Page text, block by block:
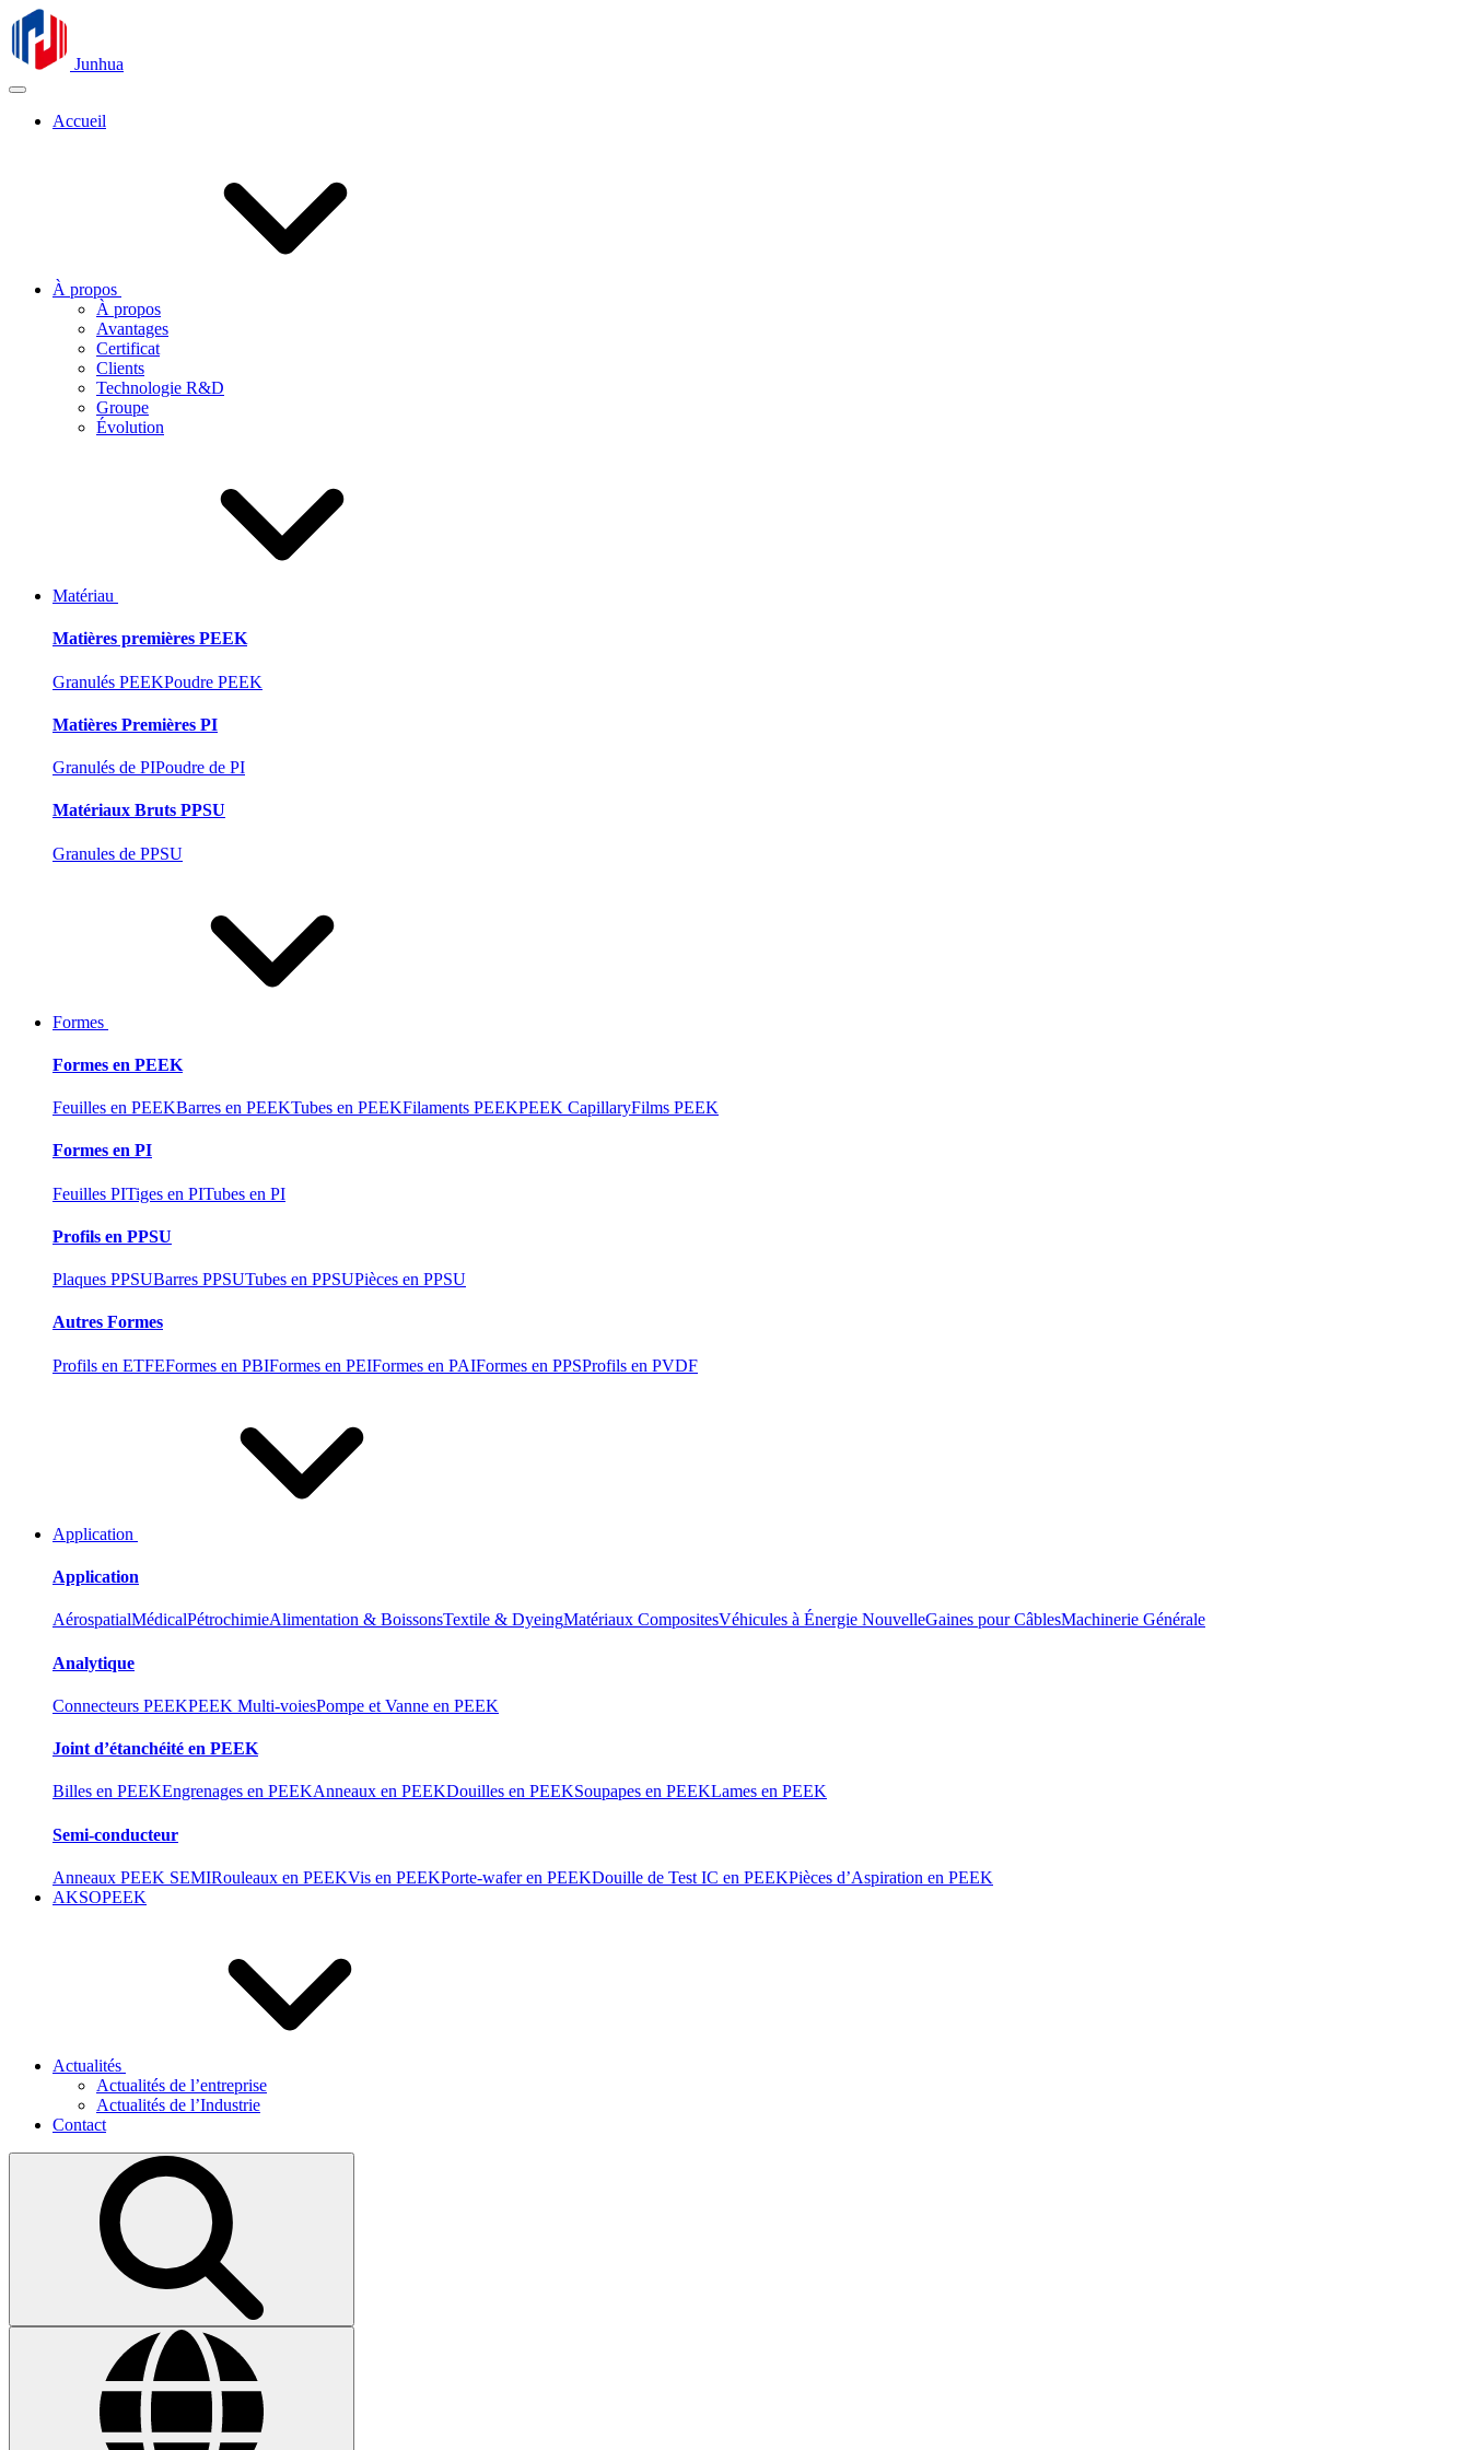
Junhua
Accueil
À propos
À propos
Avantages
Certificat
Clients
Technologie R&D
Groupe
Évolution
Matériau
Matières premières PEEK
Granulés PEEKPoudre PEEK
Matières Premières PI
Granulés de PIPoudre de PI
Matériaux Bruts PPSU
Granules de PPSU
Formes
Formes en PEEK
Feuilles en PEEKBarres en PEEKTubes en PEEKFilaments PEEKPEEK CapillaryFilms PEEK
Formes en PI
Feuilles PITiges en PITubes en PI
Profils en PPSU
Plaques PPSUBarres PPSUTubes en PPSUPièces en PPSU
Autres Formes
Profils en ETFEFormes en PBIFormes en PEIFormes en PAIFormes en PPSProfils en PVDF
Application
Application
AérospatialMédicalPétrochimieAlimentation & BoissonsTextile & DyeingMatériaux CompositesVéhicules à Énergie NouvelleGaines pour CâblesMachinerie Générale
Analytique
Connecteurs PEEKPEEK Multi-voiesPompe et Vanne en PEEK
Joint d’étanchéité en PEEK
Billes en PEEKEngrenages en PEEKAnneaux en PEEKDouilles en PEEKSoupapes en PEEKLames en PEEK
Semi-conducteur
Anneaux PEEK SEMIRouleaux en PEEKVis en PEEKPorte-wafer en PEEKDouille de Test IC en PEEKPièces d’Aspiration en PEEK
AKSOPEEK
Actualités
Actualités de l’entreprise
Actualités de l’Industrie
Contact